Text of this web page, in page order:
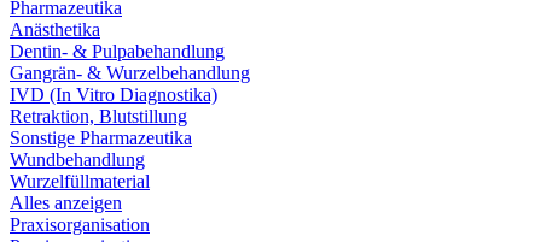
Pharmazeutika
Anästhetika
Dentin- & Pulpabehandlung
Gangrän- & Wurzelbehandlung
IVD (In Vitro Diagnostika)
Retraktion, Blutstillung
Sonstige Pharmazeutika
Wundbehandlung
Wurzelfüllmaterial
Alles anzeigen
Praxisorganisation